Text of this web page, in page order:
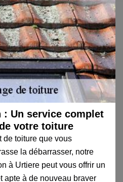
: Un service complet
votre toiture
de toiture que vous
la débarrasser, notre
à Urtiere peut vous offrir un
apte à de nouveau braver